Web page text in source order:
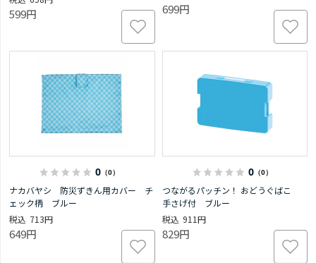
599円 699円
0 （0）
ナカバヤシ 防災ずきん用カバー チ
ェック柄 ブルー
713円
649円
0（0）
つながるパッチン！ おどうぐばこ
手さげ付 ブルー
911円
829円